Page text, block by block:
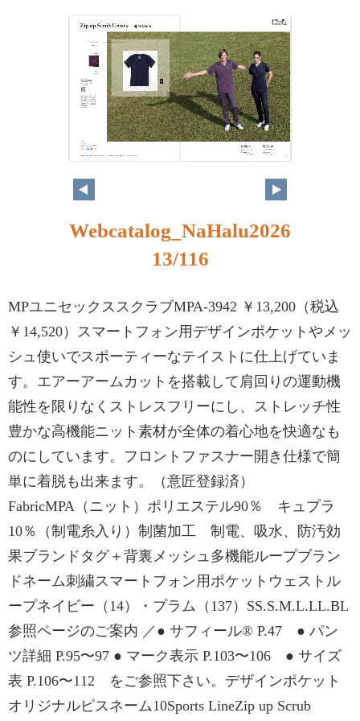
Webcatalog_NaHalu2026
13/116
MPユニセックススクラブMPA-3942 ￥13,200（税込
￥14,520）スマートフォン用デザインポケットやメッ
シュ使いでスポーティーなテイストに仕上げていま
す。エアーアームカットを搭載して肩回りの運動機
能性を限りなくストレスフリーにし、ストレッチ性
豊かな高機能ニット素材が全体の着心地を快適なも
のにしています。フロントファスナー開き仕様で簡
単に着脱も出来ます。（意匠登録済）
FabricMPA（ニット）ポリエステル90％ キュプラ
10％（制電糸入り）制菌加工 制電、吸水、防汚効
果ブランドタグ＋背裏メッシュ多機能ループブラン
ドネーム刺繍スマートフォン用ポケットウェストル
ープネイビー（14）・プラム（137）SS.S.M.L.LL.BL
参照ページのご案内 ／● サフィール® P.47 ● パン
ツ詳細 P.95〜97 ● マーク表示 P.103〜106 ● サイズ
表 P.106〜112 をご参照下さい。デザインポケット
オリジナルピスネーム10Sports LineZip up Scrub